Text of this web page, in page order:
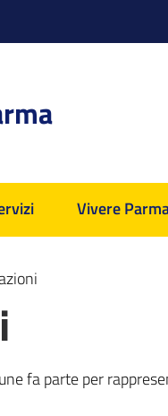
Vivere
fa parte per